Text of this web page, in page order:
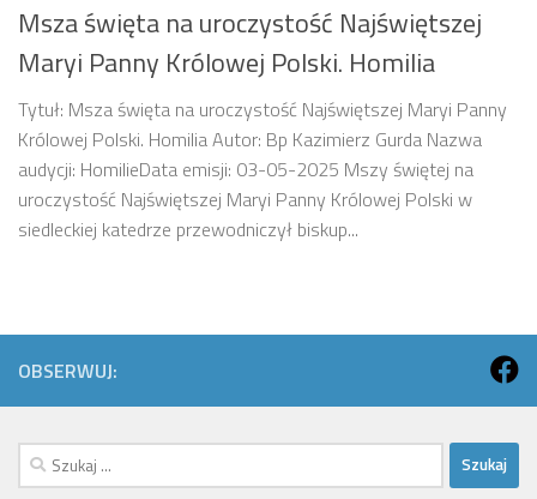
Msza święta na uroczystość Najświętszej
Maryi Panny Królowej Polski. Homilia
Tytuł: Msza święta na uroczystość Najświętszej Maryi Panny
Królowej Polski. Homilia Autor: Bp Kazimierz Gurda Nazwa
audycji: HomilieData emisji: 03-05-2025 Mszy świętej na
uroczystość Najświętszej Maryi Panny Królowej Polski w
siedleckiej katedrze przewodniczył biskup...
OBSERWUJ:
Szukaj: